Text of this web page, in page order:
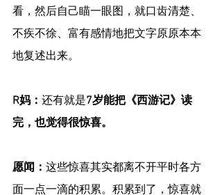
看，然后自己瞄一眼图，就口齿清楚、
不疾不徐、富有感情地把文字原原本本
地复述出来。
R妈： 还有就是7岁能把《西游记》读
完，也觉得很惊喜。
愿闻： 这些惊喜其实都离不开平时各方
面一点一滴的积累。积累到了，惊喜就